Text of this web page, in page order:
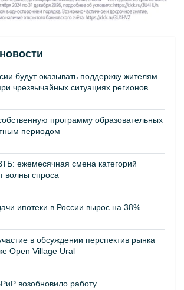
будут оказывать поддержку жителям
чрезвычайных ситуациях регионов
программу образовательных
периодом
ежемесячная смена категорий
волны спроса
ипотеки в России вырос на 38%
в обсуждении перспектив рынка
Open Village Ural
возобновило работу